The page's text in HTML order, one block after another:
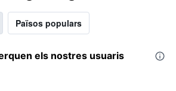
Països populars
els nostres usuaris